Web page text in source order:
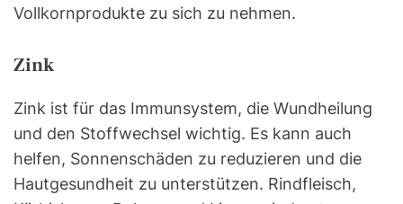
Vollkornprodukte zu sich zu nehmen.
Zink
Zink ist für das Immunsystem, die Wundheilung
und den Stoffwechsel wichtig. Es kann auch
helfen, Sonnenschäden zu reduzieren und die
Hautgesundheit zu unterstützen. Rindfleisch,